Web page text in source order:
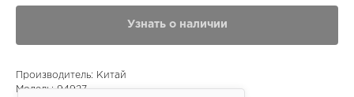
Узнать о наличии
Производитель: Китай
Модель: 94927